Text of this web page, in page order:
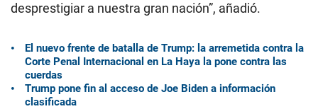
desprestigiar a nuestra gran nación”, añadió.
El nuevo frente de batalla de Trump: la arremetida contra la
Corte Penal Internacional en La Haya la pone contra las
cuerdas
Trump pone fin al acceso de Joe Biden a información
clasificada